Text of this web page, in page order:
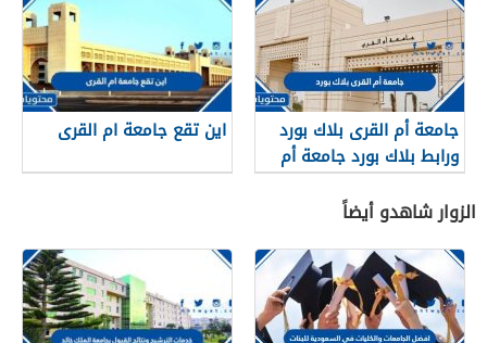
جامعة أم القرى بلاك بورد
ورابط بلاك بورد جامعة أم
القرى blackboard Umm
Al-Qura
اين تقع جامعة ام القرى
الزوار شاهدو أيضاً